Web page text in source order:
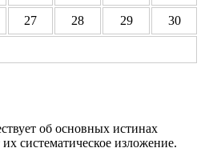
27 28 29 30
об основных истинах
систематическое изложение.